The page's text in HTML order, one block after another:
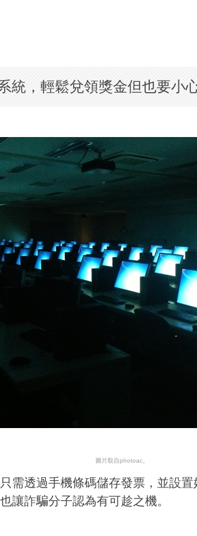
統，輕鬆兌領獎金但也要小
圖片取自photoac。
需透過手機條碼儲存發票，並設
讓詐騙分子認為有可趁之機。